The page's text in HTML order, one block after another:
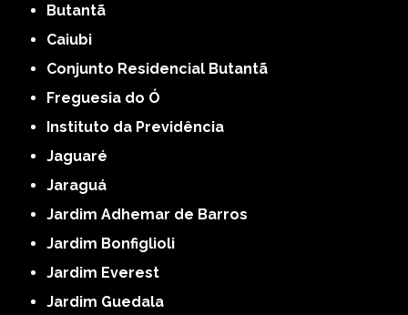
Butantã
Caiubi
Conjunto Residencial Butantã
Freguesia do Ó
Instituto da Previdência
Jaguaré
Jaraguá
Jardim Adhemar de Barros
Jardim Bonfiglioli
Jardim Everest
Jardim Guedala